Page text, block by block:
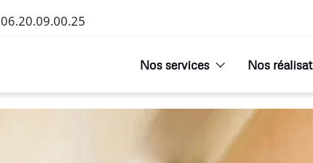
06.20.09.00.25
Nos services Nos